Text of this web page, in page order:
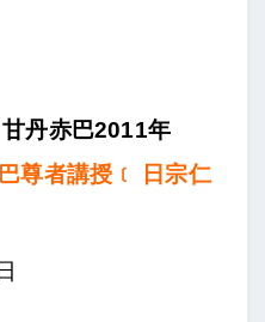
甘丹赤巴2011年
尊者講授﹝ 日宗仁
日